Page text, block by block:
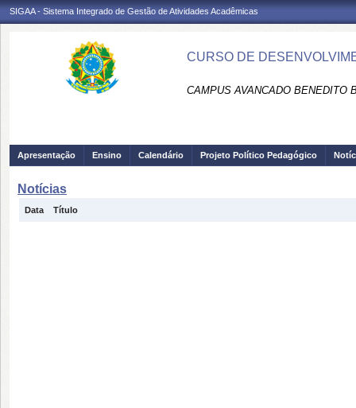
SIGAA - Sistema Integrado de Gestão de Atividades Acadêmicas
CURSO DE
CAMPUS AVANCADO BENEDITO
Apresentação Ensino Calendário Projeto Político Pedagógico
Notícias
Data Título